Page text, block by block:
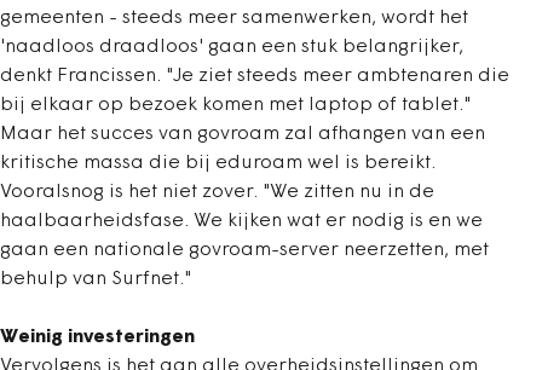
gemeenten - steeds meer samenwerken, wordt het
'naadloos draadloos' gaan een stuk belangrijker,
denkt Francissen. "Je ziet steeds meer ambtenaren die
bij elkaar op bezoek komen met laptop of tablet."
Maar het succes van govroam zal afhangen van een
kritische massa die bij eduroam wel is bereikt.
Vooralsnog is het niet zover. "We zitten nu in de
haalbaarheidsfase. We kijken wat er nodig is en we
gaan een nationale govroam-server neerzetten, met
behulp van Surfnet."
Weinig investeringen